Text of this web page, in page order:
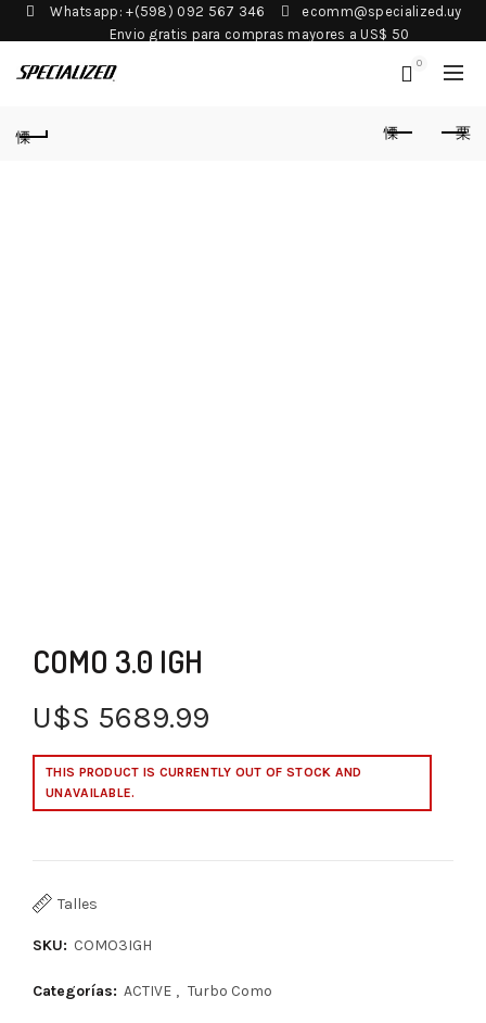
Whatsapp: +(598) 092 567 346
ecomm@specialized.uy
Envio gratis para compras mayores a US$ 50
0
COMO 3.0 IGH
U$S 5689.99
THIS PRODUCT IS CURRENTLY OUT OF STOCK AND
UNAVAILABLE.
Talles
SKU: COMO3IGH
Categorías: ACTIVE , Turbo Como